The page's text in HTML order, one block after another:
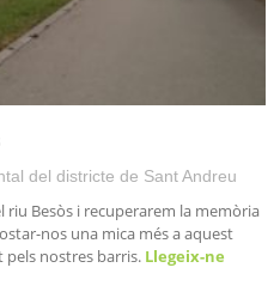
del districte de Sant Andreu
riu Besòs i recuperarem la memòria
nos una mica més a aquest
nostres barris. Llegeix-ne